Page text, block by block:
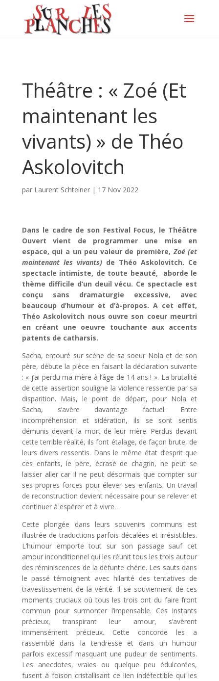
Théâtre : « Zoé (Et
maintenant les
vivants) » de Théo
Askolovitch
par Laurent Schteiner| 17 Nov 2022
Dans le cadre de son Festival Focus, le Théâtre
Ouvert vient de programmer une mise en
espace, qui a un peu valeur de première,Zoé (et
maintenant les vivants)de Théo Askolovitch. Ce
spectacle intimiste, de toute beauté, aborde le
thème difficile d’un deuil vécu. Ce spectacle est
conçu sans dramaturgie excessive, avec
beaucoup d’humour et d’à-propos. A cet effet,
Théo Askolovitch nous ouvre son coeur meurtri
en créant une oeuvre touchante aux accents
patents de catharsis.
Sacha, entouré sur scène de sa soeur Nola et de son
père, débute la pièce en faisant la déclaration suivante
: « j’ai perdu ma mère à l’âge de 14 ans ! ». La brutalité
de cette assertion souligne la violence ressentie par sa
disparition. Mais, le point de départ, pour Nola et
Sacha, s’avère davantage factuel. Entre
incompréhension et sidération, ils se sont sentis
démunis devant la mort de leur mère. Perdus devant
cette terrible réalité, ils font étalage, de façon brute, de
leurs divers ressentis. Dans le même état d’esprit que
ces enfants, le père, écrasé de chagrin, ne peut se
laisser aller car il ne peut désormais que compter sur
ses propres forces pour élever ses enfants. Un travail
de reconstruction devient nécessaire pour se relever et
continuer à espérer et à vivre…
Cette plongée dans leurs souvenirs communs est
illustrée de traductions parfois décalées et irrésistibles.
L’humour emporte tout sur son passage sauf cet
amour inconditionnel qui les réunit tous les trois autour
des réminiscences de la défunte chérie. Les sauts dans
le passé témoignent avec hilarité des tentatives de
travestissement de la vérité. Il se souviennent de ces
moments cruciaux où tous les trois ont du faire front
commun pour surmonter l’impensable. Ces instants
précieux, transpirant leur amour, s’avèrent
immensément précieux. Cette concorde les a
rassemblé dans la tendresse et dans un humour
parfois excessif masquant une pudeur de sentiments.
Les anecdotes, vraies ou quelque peu édulcorées,
fusent à foison cristallisant ce lien indéfectible qui les